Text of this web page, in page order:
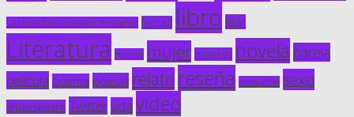
La ciudad de un billón de sueños lectura libro ligar
Literatura muerte mujer mujeres novela pareja
película poema poesía relato reseña revolución sexo
shakespeare Twittervida video